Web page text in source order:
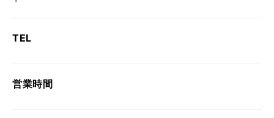
TEL
営業時間